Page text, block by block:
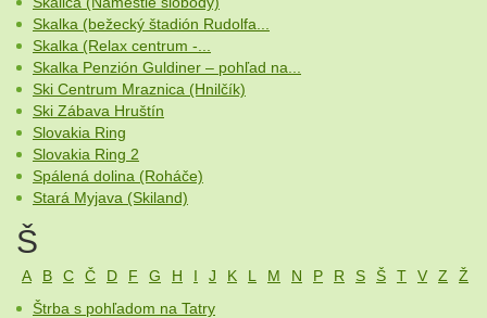
Skalka (bežecký štadión Rudolfa...
Skalka (Relax centrum -...
Skalka Penzión Guldiner – pohľad na...
Ski Centrum Mraznica (Hnilčík)
Ski Zábava Hruštín
Slovakia Ring
Slovakia Ring 2
Spálená dolina (Roháče)
Stará Myjava (Skiland)
Š
A B C Č D F G H I J K L M N P R S Š T V Z
Ž
Štrba s pohľadom na Tatry